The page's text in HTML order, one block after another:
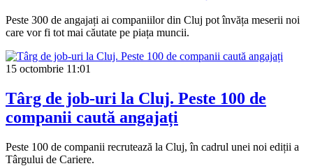
Peste 300 de angajați ai companiilor din Cluj pot învăța meserii noi
care vor fi tot mai căutate pe piața muncii.
15 octombrie 11:01
Târg de job-uri la Cluj. Peste 100 de
companii caută angajați
Peste 100 de companii recrutează la Cluj, în cadrul unei noi ediții a
Târgului de Cariere.